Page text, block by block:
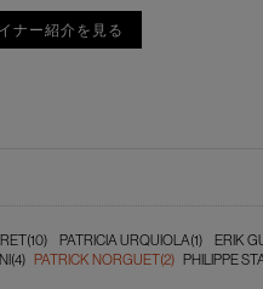
ナー紹介を見る
PATRICIA URQUIOLA(1) ERIK
PATRICK NORGUET(2) PHILIPPE